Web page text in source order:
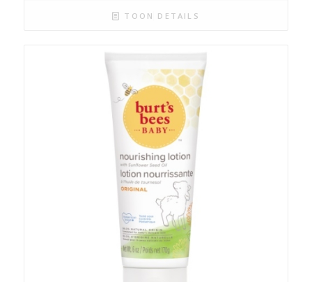
TOON DETAILS